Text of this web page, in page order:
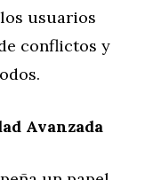
usuarios
conflictos y
Avanzada